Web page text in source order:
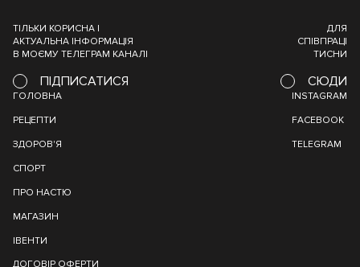
ТІЛЬКИ КОРИСНА І
АКТУАЛЬНА ІНФОРМАЦІЯ
В МОЄМУ ТЕЛЕГРАМ КАНАЛІ
ПІДПИСАТИСЯ
ДЛЯ
СПІВПРАЦІ
ТИСНИ
СЮДИ
ГОЛОВНА
РЕЦЕПТИ
ЗДОРОВ'Я
СПОРТ
ПРО НАСТЮ
МАГАЗИН
ІВЕНТИ
ДОГОВІР ОФЕРТИ
INSTAGRAM
FACEBOOK
TELEGRAM